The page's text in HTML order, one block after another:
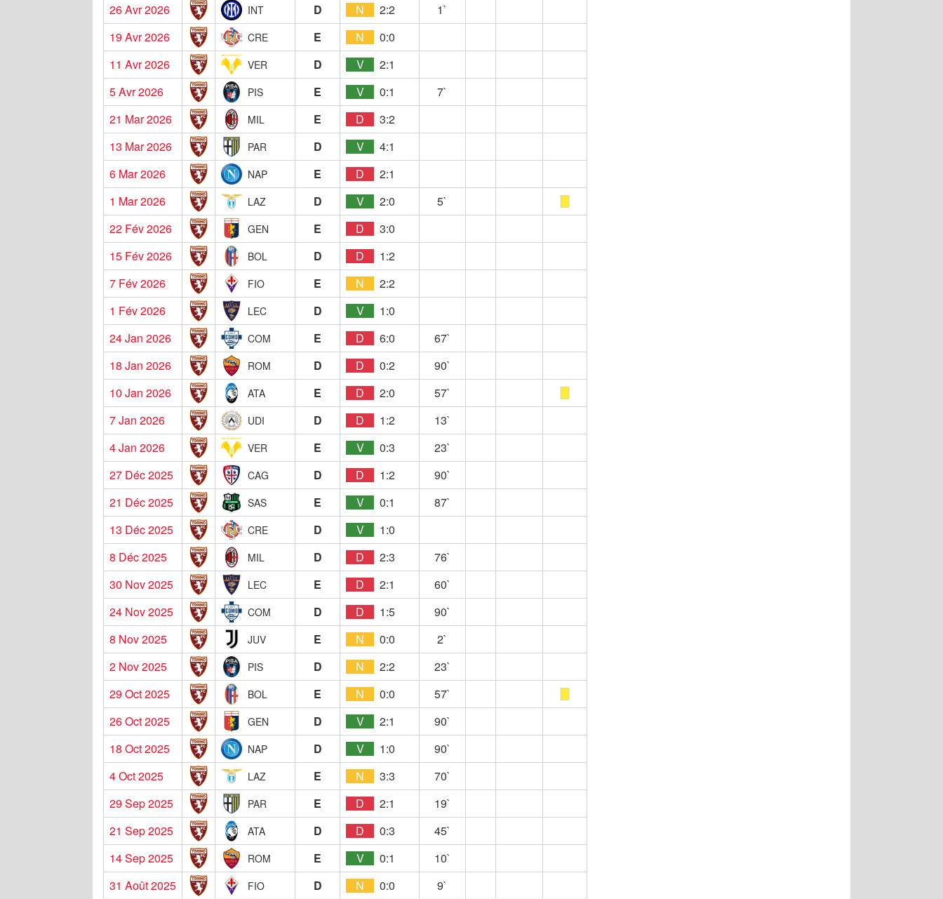
26 Avr 2026
INT D N 2:2
1`
19 Avr 2026
CRE E N
0:0
11 Avr 2026
VER D V
2:1
5 Avr 2026
PIS E V 0:1
7`
21 Mar 2026
MIL E D
3:2
13 Mar 2026
PAR D V
4:1
6 Mar 2026
NAP E D
2:1
1 Mar 2026
LAZ D V 2:0
5`
22 Fév 2026
GEN E D
3:0
15 Fév 2026
BOL D D
1:2
7 Fév 2026
FIO E N
2:2
1 Fév 2026
LEC D V
1:0
24 Jan 2026
COM E D 6:0
67`
18 Jan 2026
ROM D D 0:2
90`
10 Jan 2026
ATA E D 2:0
57`
7 Jan 2026
UDI D D 1:2
13`
4 Jan 2026
VER E V 0:3
23`
27 Déc 2025
CAG D D 1:2
90`
21 Déc 2025
SAS E V 0:1
87`
13 Déc 2025
CRE D V
1:0
8 Déc 2025
MIL D D 2:3
76`
30 Nov 2025
LEC E D 2:1
60`
24 Nov 2025
COM D D 1:5
90`
8 Nov 2025
JUV E N 0:0
2`
2 Nov 2025
PIS D N 2:2
23`
29 Oct 2025
BOL E N 0:0
57`
26 Oct 2025
GEN D V 2:1
90`
18 Oct 2025
NAP D V 1:0
90`
4 Oct 2025
LAZ E N 3:3
70`
29 Sep 2025
PAR E D 2:1
19`
21 Sep 2025
ATA D D 0:3
45`
14 Sep 2025
ROM E V 0:1
10`
31 Août 2025
FIO D N 0:0
9`